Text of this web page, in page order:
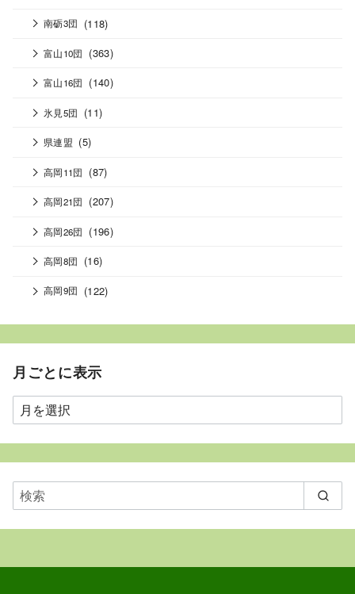
南砺3団 (118)
富山10団 (363)
富山16団 (140)
氷見5団 (11)
県連盟 (5)
高岡11団 (87)
高岡21団 (207)
高岡26団 (196)
高岡8団 (16)
高岡9団 (122)
月ごとに表示
月
ご
と
表
示